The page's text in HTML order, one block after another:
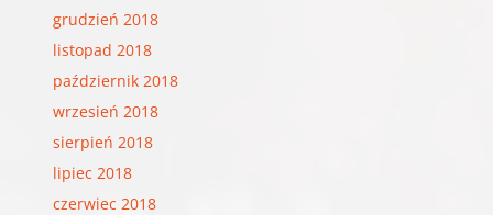
grudzień 2018
listopad 2018
październik 2018
wrzesień 2018
sierpień 2018
lipiec 2018
czerwiec 2018